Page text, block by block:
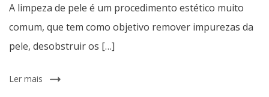
casa?
A limpeza de pele é um procedimento estético muito
comum, que tem como objetivo remover impurezas da
pele, desobstruir os […]
Ler mais